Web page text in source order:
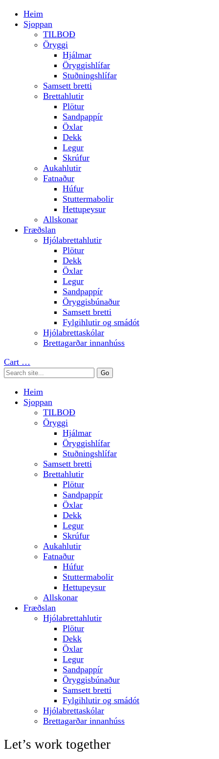
Heim
Sjoppan
TILBOÐ
Öryggi
Hjálmar
Öryggishlífar
Stuðningshlífar
Samsett bretti
Brettahlutir
Plötur
Sandpappír
Öxlar
Dekk
Legur
Skrúfur
Aukahlutir
Fatnaður
Húfur
Stuttermabolir
Hettupeysur
Allskonar
Fræðslan
Hjólabrettahlutir
Plötur
Dekk
Öxlar
Legur
Sandpappír
Öryggisbúnaður
Samsett bretti
Fylgihlutir og smádót
Hjólabrettaskólar
Brettagarðar innanhúss
Cart …
Heim
Sjoppan
TILBOÐ
Öryggi
Hjálmar
Öryggishlífar
Stuðningshlífar
Samsett bretti
Brettahlutir
Plötur
Sandpappír
Öxlar
Dekk
Legur
Skrúfur
Aukahlutir
Fatnaður
Húfur
Stuttermabolir
Hettupeysur
Allskonar
Fræðslan
Hjólabrettahlutir
Plötur
Dekk
Öxlar
Legur
Sandpappír
Öryggisbúnaður
Samsett bretti
Fylgihlutir og smádót
Hjólabrettaskólar
Brettagarðar innanhúss
Let’s work together